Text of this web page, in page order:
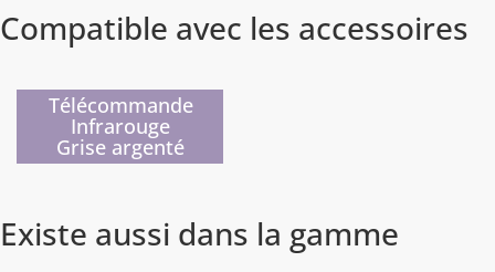
Compatible avec les accessoires
)
Télécommande
Infrarouge
Grise argenté
Existe aussi dans la gamme